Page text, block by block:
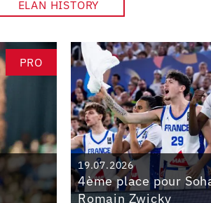
ELAN HISTORY
PRO
19.07.2026
4ème place pour
Romain Zwicky